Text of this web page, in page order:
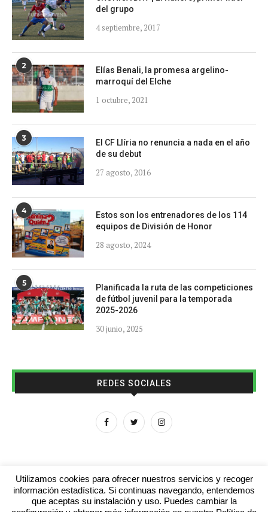
del grupo
4 septiembre, 2017
2
Elías Benali, la promesa argelino-
marroquí del Elche
1 octubre, 2021
3
El CF Llíria no renuncia a nada en el año
de su debut
27 agosto, 2016
4
Estos son los entrenadores de los 114
equipos de División de Honor
28 agosto, 2024
5
Planificada la ruta de las competiciones
de fútbol juvenil para la temporada
2025-2026
30 junio, 2025
REDES SOCIALES
Aviso legal Contacto Colabora con nosotros
Utilizamos cookies para ofrecer nuestros servicios y recoger
información estadística. Si continuas navegando, entendemos
que aceptas su instalación y uso. Puedes cambiar la